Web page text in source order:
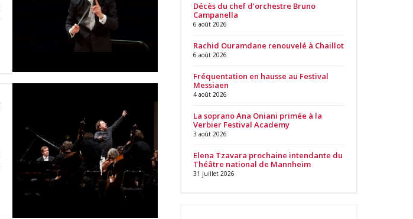
Décès du chef d’orchestre Bruno
Campanella
6 août 2026
Rachid Ouramdane renouvelé à Chaillot
6 août 2026
Fréquentation en hausse au Festival
Messiaen
4 août 2026
La soprano Ana Oniani primée à la
Verbier Festival Academy
3 août 2026
Elena Tzavara prochaine intendante du
Théâtre national de Mannheim
31 juillet 2026